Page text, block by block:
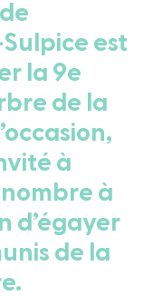
est
la 9e
de la
à
à
d’égayer
de la